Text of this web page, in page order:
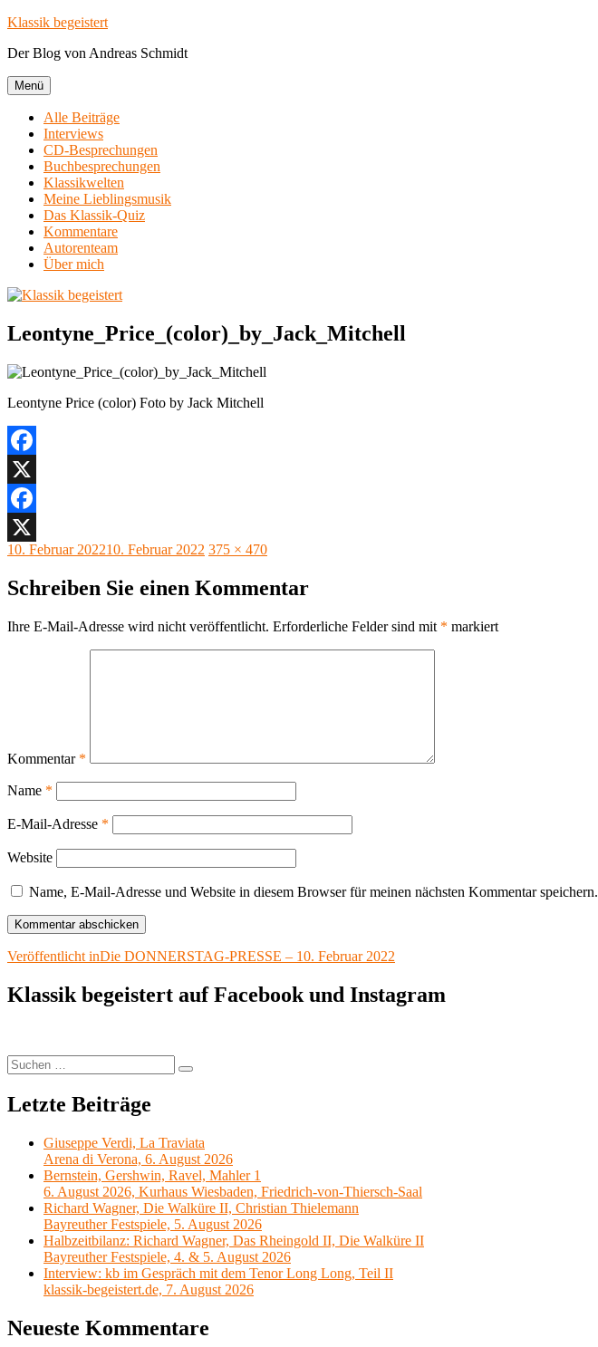
Zum
springen
Klassik begeistert
Der Blog von Andreas Schmidt
Menü
Alle Beiträge
Interviews
CD-Besprechungen
Buchbesprechungen
Klassikwelten
Meine Lieblingsmusik
Das Klassik-Quiz
Kommentare
Autorenteam
Über mich
Leontyne_Price_(color)_by_Jack_Mitchell
Leontyne Price (color) Foto by Jack Mitchell
Facebook
X
Facebook
X
Veröffentlicht
10. Februar 202210. Februar 2022 Originalgröße
375 × 470
Schreiben Sie einen Kommentar
Ihre E-Mail-Adresse wird nicht veröffentlicht. Erforderliche Felder sind mit * markiert
Kommentar *
Name *
E-Mail-Adresse *
Website
Name, E-Mail-Adresse und Website in diesem Browser für meinen nächsten Kommentar speichern.
Beitragsnavigation
Veröffentlicht inDie DONNERSTAG-PRESSE – 10. Februar 2022
Klassik begeistert auf Facebook und Instagram
Suchen
nach:
Suchen
Letzte Beiträge
Giuseppe Verdi, La Traviata
Arena di Verona, 6. August 2026
Bernstein, Gershwin, Ravel, Mahler 1
6. August 2026, Kurhaus Wiesbaden, Friedrich-von-Thiersch-Saal
Richard Wagner, Die Walküre II, Christian Thielemann
Bayreuther Festspiele, 5. August 2026
Halbzeitbilanz: Richard Wagner, Das Rheingold II, Die Walküre II
Bayreuther Festspiele, 4. & 5. August 2026
Interview: kb im Gespräch mit dem Tenor Long Long, Teil II
klassik-begeistert.de, 7. August 2026
Neueste Kommentare